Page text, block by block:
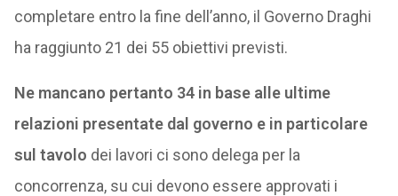
completare entro la fine dell’anno, il Governo Draghi
ha raggiunto 21 dei 55 obiettivi previsti.
Ne mancano pertanto 34 in base alle ultime
relazioni presentate dal governo e in particolare
sul tavolo dei lavori ci sono delega per la
concorrenza, su cui devono essere approvati i